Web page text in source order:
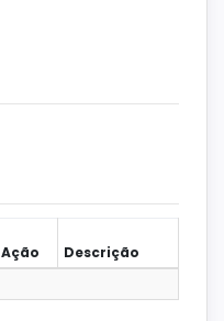
Ação
Descrição